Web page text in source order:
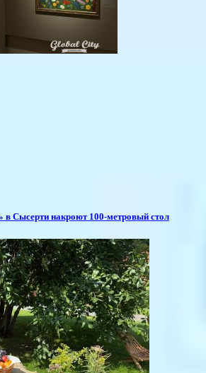
в Сысерти накроют 100-метровый стол